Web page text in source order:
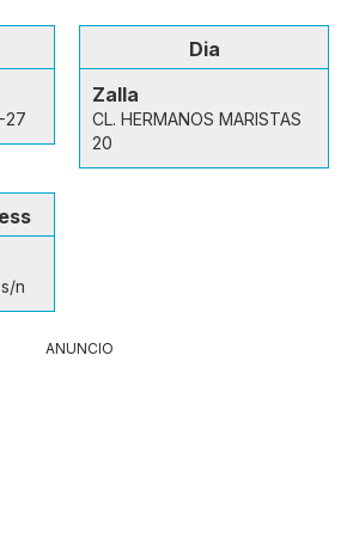
27
Dia
Zalla
CL. HERMANOS MARISTAS
20
n
ANUNCIO